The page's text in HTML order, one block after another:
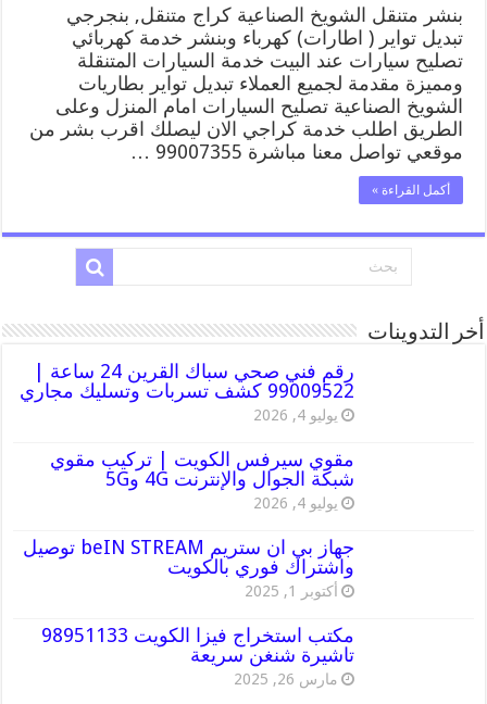
مغلقة
بنشر متنقل الشويخ الصناعية كراج متنقل, بنجرجي
تبديل تواير ( اطارات) كهرباء وبنشر خدمة كهربائي
تصليح سيارات عند البيت خدمة السيارات المتنقلة
ومميزة مقدمة لجميع العملاء تبديل تواير بطاريات
الشويخ الصناعية تصليح السيارات امام المنزل وعلى
الطريق اطلب خدمة كراجي الان ليصلك اقرب بشر من
موقعي تواصل معنا مباشرة 99007355 …
أكمل القراءة »
أخر التدوينات
رقم فني صحي سباك القرين 24 ساعة |
99009522 كشف تسربات وتسليك مجاري
يوليو 4, 2026
مقوي سيرفس الكويت | تركيب مقوي
شبكة الجوال والإنترنت 4G و5G
يوليو 4, 2026
جهاز بي ان ستريم beIN STREAM توصيل
واشتراك فوري بالكويت
أكتوبر 1, 2025
مكتب استخراج فيزا الكويت 98951133
تاشيرة شنغن سريعة
مارس 26, 2025